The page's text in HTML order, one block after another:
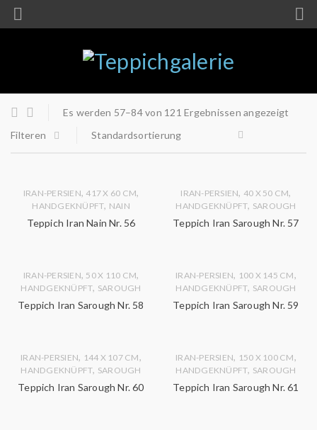
Es werden 57–84 von 121 Ergebnissen angezeigt
Filteren
Standardsortierung
IRAN-PERSIEN, 417 X 60 CM,
HANDGEKNÜPFT, NAIN
Teppich Iran Nain Nr. 56
IRAN-PERSIEN, 40 X 50 CM,
HANDGEKNÜPFT, SAROUGH
Teppich Iran Sarough Nr. 57
IRAN-PERSIEN, 50 X 110 CM,
HANDGEKNÜPFT, SAROUGH
Teppich Iran Sarough Nr. 58
IRAN-PERSIEN, 100 X 145 CM,
HANDGEKNÜPFT, SAROUGH
Teppich Iran Sarough Nr. 59
IRAN-PERSIEN, 144 X 107 CM,
HANDGEKNÜPFT, SAROUGH
Teppich Iran Sarough Nr. 60
IRAN-PERSIEN, 150 X 100 CM,
HANDGEKNÜPFT, SAROUGH
Teppich Iran Sarough Nr. 61